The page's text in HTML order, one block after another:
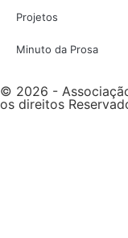
Projetos
Minuto da Prosa
© 2026 -
os direitos